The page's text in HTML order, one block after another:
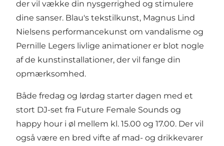
der vil vække din nysgerrighed og stimulere
dine sanser. Blau's tekstilkunst, Magnus Lind
Nielsens performancekunst om vandalisme og
Pernille Legers livlige animationer er blot nogle
af de kunstinstallationer, der vil fange din
opmærksomhed.
Både fredag og lørdag starter dagen med et
stort DJ-set fra Future Female Sounds og
happy hour i øl mellem kl. 15.00 og 17.00. Der vil
også være en bred vifte af mad- og drikkevarer